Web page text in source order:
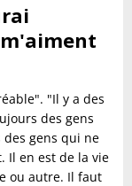
"Il y a des
des gens
gens qui ne
Il en est de la vie
ou autre. Il faut